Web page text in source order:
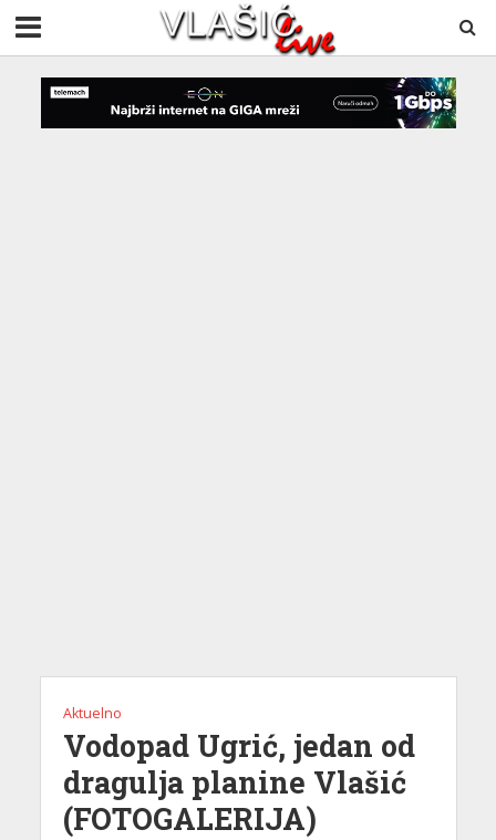
Aktuelno
Vodopad Ugrić, jedan od
dragulja planine Vlašić
(FOTOGALERIJA)